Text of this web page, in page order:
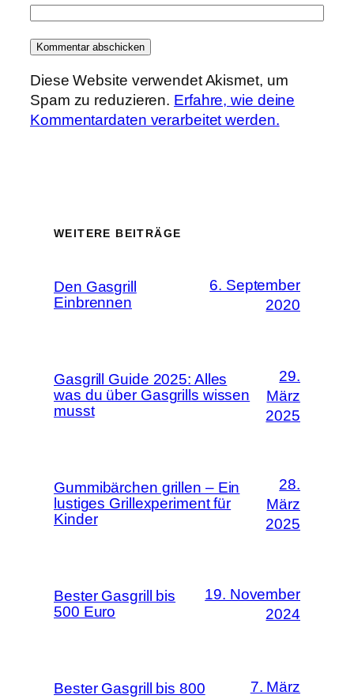
Diese Website verwendet Akismet, um
Spam zu reduzieren. Erfahre, wie deine
Kommentardaten verarbeitet werden.
WEITERE BEITRÄGE
Den Gasgrill
Einbrennen
6. September
2020
Gasgrill Guide 2025: Alles
was du über Gasgrills wissen
musst
29.
März
2025
Gummibärchen grillen – Ein
lustiges Grillexperiment für
Kinder
28.
März
2025
Bester Gasgrill bis
500 Euro
19. November
2024
Bester Gasgrill bis 800
7. März